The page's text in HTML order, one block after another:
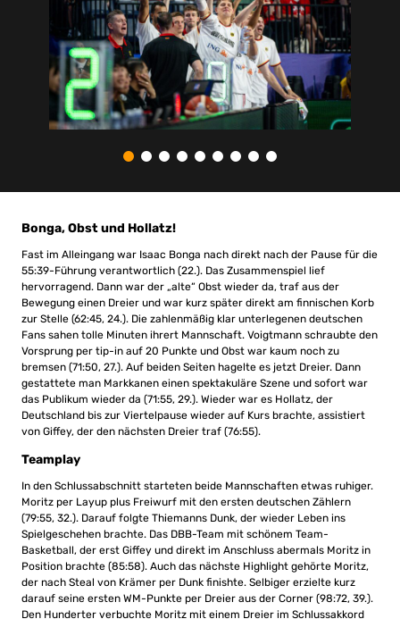
Bonga, Obst und Hollatz!
Fast im Alleingang war Isaac Bonga nach direkt nach der Pause für die
55:39-Führung verantwortlich (22.). Das Zusammenspiel lief
hervorragend. Dann war der „alte“ Obst wieder da, traf aus der
Bewegung einen Dreier und war kurz später direkt am finnischen Korb
zur Stelle (62:45, 24.). Die zahlenmäßig klar unterlegenen deutschen
Fans sahen tolle Minuten ihrert Mannschaft. Voigtmann schraubte den
Vorsprung per tip-in auf 20 Punkte und Obst war kaum noch zu
bremsen (71:50, 27.). Auf beiden Seiten hagelte es jetzt Dreier. Dann
gestattete man Markkanen einen spektakuläre Szene und sofort war
das Publikum wieder da (71:55, 29.). Wieder war es Hollatz, der
Deutschland bis zur Viertelpause wieder auf Kurs brachte, assistiert
von Giffey, der den nächsten Dreier traf (76:55).
Teamplay
In den Schlussabschnitt starteten beide Mannschaften etwas ruhiger.
Moritz per Layup plus Freiwurf mit den ersten deutschen Zählern
(79:55, 32.). Darauf folgte Thiemanns Dunk, der wieder Leben ins
Spielgeschehen brachte. Das DBB-Team mit schönem Team-
Basketball, der erst Giffey und direkt im Anschluss abermals Moritz in
Position brachte (85:58). Auch das nächste Highlight gehörte Moritz,
der nach Steal von Krämer per Dunk finishte. Selbiger erzielte kurz
darauf seine ersten WM-Punkte per Dreier aus der Corner (98:72, 39.).
Den Hunderter verbuchte Moritz mit einem Dreier im Schlussakkord